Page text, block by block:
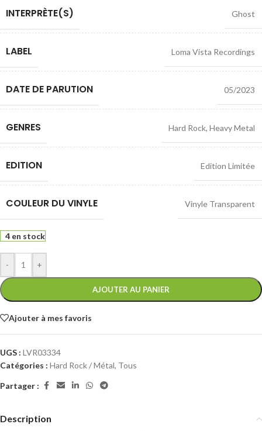
INTERPRÈTE(S) Ghost
LABEL Loma Vista Recordings
DATE DE PARUTION 05/2023
GENRES Hard Rock, Heavy Metal
EDITION Edition Limitée
COULEUR DU VINYLE Vinyle Transparent
4 en stock
- +
AJOUTER AU PANIER
Ajouter à mes favoris
UGS : LVR03334
Catégories : Hard Rock / Métal, Tous
Partager :
Description